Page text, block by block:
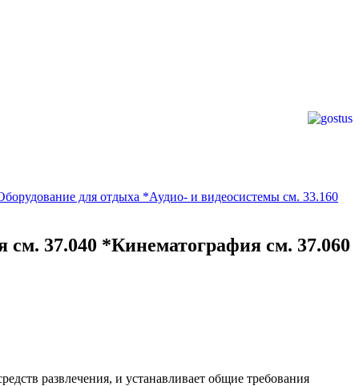
для отдыха *Аудио- и видеосистемы см. 33.160
37.040 *Кинематография см. 37.060
развлечения, и устанавливает общие требования